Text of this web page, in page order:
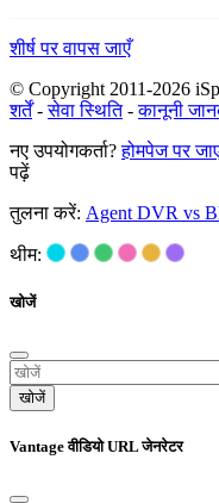
शीर्ष पर वापस जाएँ
© Copyright 2011-2026
शर्तें-सेवा स्थिति-कानूनी
नए उपयोगकर्ता?होमपेज पर
पढ़ें
तुलना करें: Agent DVR vs
थीम:
खोजें
खोजें
Vantage वीडियो URL जेनरेटर